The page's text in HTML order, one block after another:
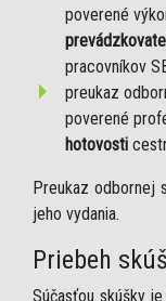
poverené
pracovníkov
preukaz
poverené
hotovosti
Preukaz odbornej
jeho vydania.
Priebeh
Súčasťou skúšky je